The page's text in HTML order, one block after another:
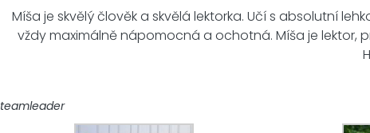
Míša je skvělý člověk a skvělá lektorka. Učí s absolutní
vždy maximálně nápomocná a ochotná. Míša je lektor,
teamleader